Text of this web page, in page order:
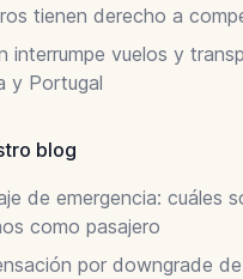
tienen derecho a
interrumpe vuelos y
y Portugal
blog
de emergencia: cuáles
como pasajero
por downgrade